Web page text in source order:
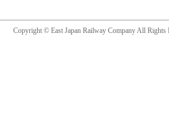
Copyright © East Japan Railway Company All Rights